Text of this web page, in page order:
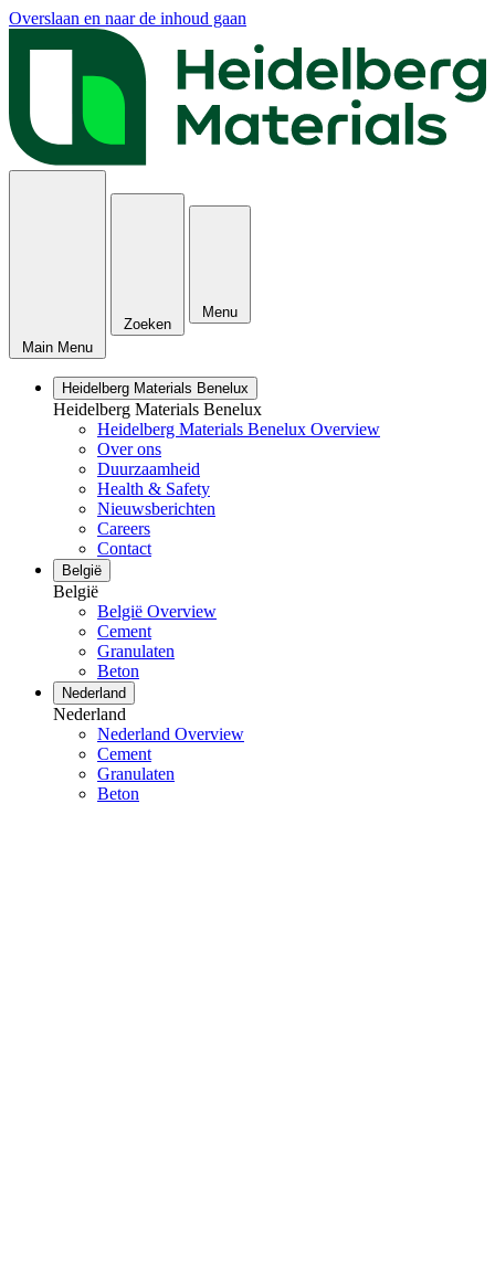
Overslaan en naar de inhoud gaan
Main Menu
Zoeken
Menu
Heidelberg Materials Benelux
Heidelberg Materials Benelux
Heidelberg Materials Benelux Overview
Over ons
Duurzaamheid
Health & Safety
Nieuwsberichten
Careers
Contact
België
België
België Overview
Cement
Granulaten
Beton
Nederland
Nederland
Nederland Overview
Cement
Granulaten
Beton